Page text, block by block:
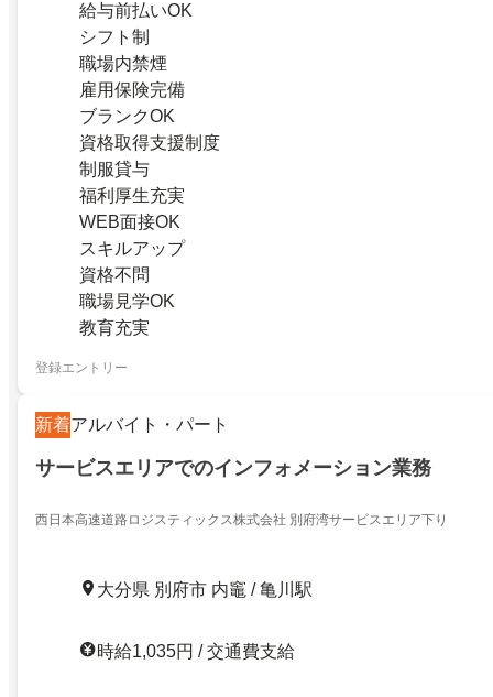
給与前払いOK
シフト制
職場内禁煙
雇用保険完備
ブランクOK
資格取得支援制度
制服貸与
福利厚生充実
WEB面接OK
スキルアップ
資格不問
職場見学OK
教育充実
登録エントリー
新着アルバイト・パート
サービスエリアでのインフォメーション業務
西日本高速道路ロジスティックス株式会社 別府湾サービスエリア下り
大分県 別府市 内竈 / 亀川駅
時給1,035円 / 交通費支給